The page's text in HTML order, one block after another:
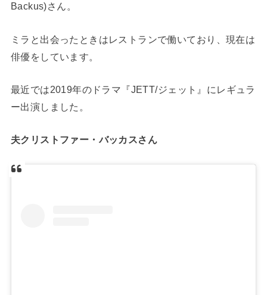
Backus)さん。
ミラと出会ったときはレストランで働いており、現在は
俳優をしています。
最近では2019年のドラマ『JETT/ジェット』にレギュラ
ー出演しました。
夫クリストファー・バッカスさん